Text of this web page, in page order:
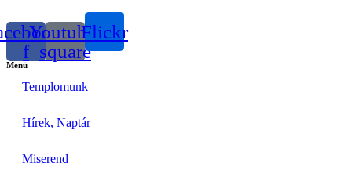
f
Youtube-
square
Flickr
Menü
Templomunk
Hírek, Naptár
Miserend